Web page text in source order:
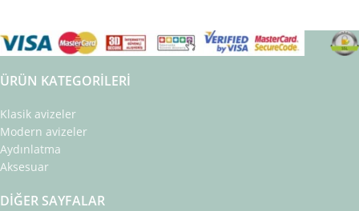
ÜRÜN KATEGORILERI
Klasik avizeler
Modern avizeler
Aydınlatma
Aksesuar
DIĞER SAYFALAR